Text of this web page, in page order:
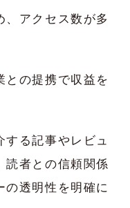
、アクセス数が多
との提携で収益を
る記事やレビュ
読者との信頼関係
の透明性を明確に